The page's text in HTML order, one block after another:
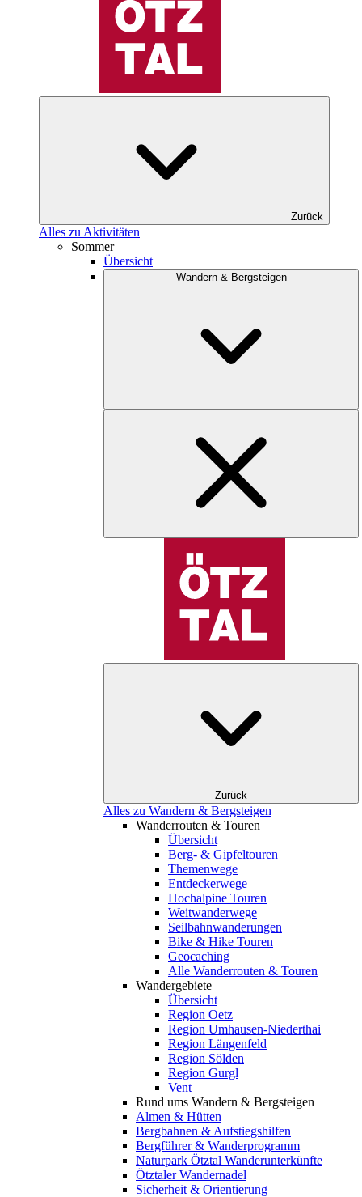
Zurück
Alles zu Aktivitäten
Sommer
Übersicht
Wandern & Bergsteigen
Zurück
Alles zu Wandern & Bergsteigen
Wanderrouten & Touren
Übersicht
Berg- & Gipfeltouren
Themenwege
Entdeckerwege
Hochalpine Touren
Weitwanderwege
Seilbahnwanderungen
Bike & Hike Touren
Geocaching
Alle Wanderrouten & Touren
Wandergebiete
Übersicht
Region Oetz
Region Umhausen-Niederthai
Region Längenfeld
Region Sölden
Region Gurgl
Vent
Rund ums Wandern & Bergsteigen
Almen & Hütten
Bergbahnen & Aufstiegshilfen
Bergführer & Wanderprogramm
Naturpark Ötztal Wanderunterkünfte
Ötztaler Wandernadel
Sicherheit & Orientierung